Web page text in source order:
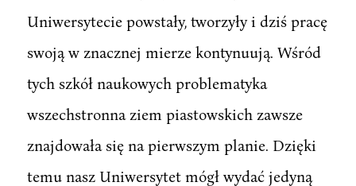
Uniwersytecie powstały, tworzyły i dziś pracę
swoją w znacznej mierze kontynuują. Wśród
tych szkół naukowych problematyka
wszechstronna ziem piastowskich zawsze
znajdowała się na pierwszym planie. Dzięki
temu nasz Uniwersytet mógł wydać jedyną